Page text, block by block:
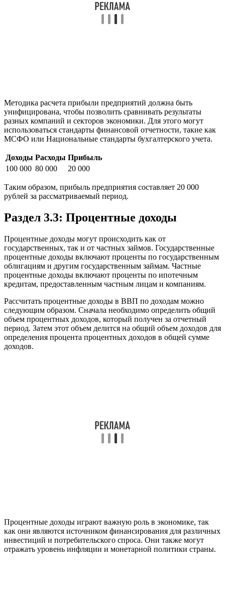
Методика расчета прибыли предприятий должна быть
унифицирована, чтобы позволить сравнивать результаты
разных компаний и секторов экономики. Для этого могут
использоваться стандарты финансовой отчетности, такие как
МСФО или Национальные стандарты бухгалтерского учета.
Доходы Расходы Прибыль
100 000 80 000 20 000
Таким образом, прибыль предприятия составляет 20 000
рублей за рассматриваемый период.
Раздел 3.3: Процентные доходы
Процентные доходы могут происходить как от
государственных, так и от частных займов. Государственные
процентные доходы включают проценты по государственным
облигациям и другим государственным займам. Частные
процентные доходы включают проценты по ипотечным
кредитам, предоставленным частным лицам и компаниям.
Рассчитать процентные доходы в ВВП по доходам можно
следующим образом. Сначала необходимо определить общий
объем процентных доходов, который получен за отчетный
период. Затем этот объем делится на общий объем доходов для
определения процента процентных доходов в общей сумме
доходов.
Процентные доходы играют важную роль в экономике, так
как они являются источником финансирования для различных
инвестиций и потребительского спроса. Они также могут
отражать уровень инфляции и монетарной политики страны.